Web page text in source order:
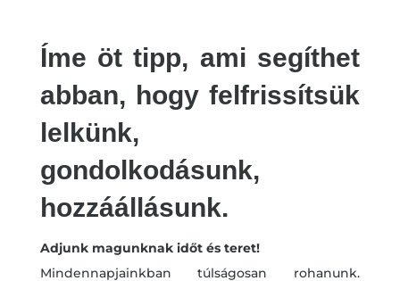
Íme öt tipp, ami segíthet
abban, hogy felfrissítsük
lelkünk,
gondolkodásunk,
hozzáállásunk.
Adjunk magunknak időt és teret!
Mindennapjainkban túlságosan rohanunk.